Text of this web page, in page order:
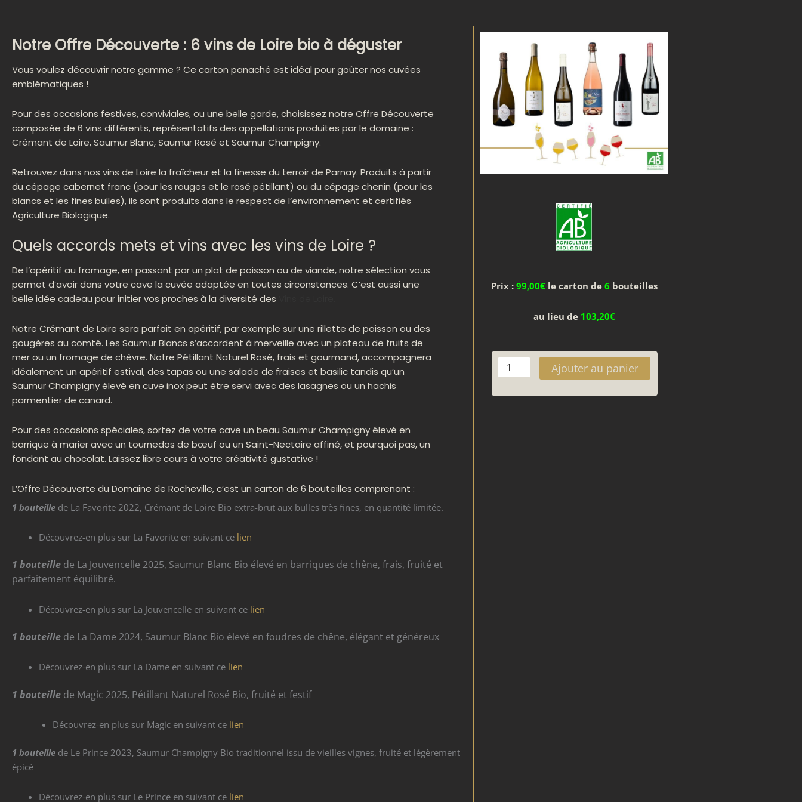
Notre Offre Découverte : 6 vins de Loire bio à déguster
Vous voulez découvrir notre gamme ? Ce carton panaché est idéal pour goûter nos cuvées
emblématiques !
Pour des occasions festives, conviviales, ou une belle garde, choisissez notre Offre Découverte
composée de 6 vins différents, représentatifs des appellations produites par le domaine :
Crémant de Loire, Saumur Blanc, Saumur Rosé et Saumur Champigny.
Retrouvez dans nos vins de Loire la fraîcheur et la finesse du terroir de Parnay. Produits à partir
du cépage cabernet franc (pour les rouges et le rosé pétillant) ou du cépage chenin (pour les
blancs et les fines bulles), ils sont produits dans le respect de l’environnement et certifiés
Agriculture Biologique.
Quels accords mets et vins avec les vins de Loire ?
De l’apéritif au fromage, en passant par un plat de poisson ou de viande, notre sélection vous
permet d’avoir dans votre cave la cuvée adaptée en toutes circonstances. C’est aussi une
belle idée cadeau pour initier vos proches à la diversité des
Notre Crémant de Loire sera parfait en apéritif, par exemple sur une rillette de poisson ou des
gougères au comté. Les Saumur Blancs s’accordent à merveille avec un plateau de fruits de
mer ou un fromage de chèvre. Notre Pétillant Naturel Rosé, frais et gourmand, accompagnera
idéalement un apéritif estival, des tapas ou une salade de fraises et basilic tandis qu’un
Saumur Champigny élevé en cuve inox peut être servi avec des lasagnes ou un hachis
parmentier de canard.
Pour des occasions spéciales, sortez de votre cave un beau Saumur Champigny élevé en
barrique à marier avec un tournedos de bœuf ou un Saint-Nectaire affiné, et pourquoi pas, un
fondant au chocolat. Laissez libre cours à votre créativité gustative !
L’Offre Découverte du Domaine de Rocheville, c’est un carton de 6 bouteilles comprenant :
1 bouteille de La Favorite 2022, Crémant de Loire Bio extra-brut aux bulles très fines, en quantité limitée.
Découvrez-en plus sur La Favorite en suivant ce lien
1 bouteille de La Jouvencelle 2025, Saumur Blanc Bio élevé en barriques de chêne, frais, fruité et
parfaitement équilibré.
Découvrez-en plus sur La Jouvencelle en suivant ce lien
1 bouteille de La Dame 2024, Saumur Blanc Bio élevé en foudres de chêne, élégant et généreux
Découvrez-en plus sur La Dame en suivant ce lien
1 bouteille de Magic 2025, Pétillant Naturel Rosé Bio, fruité et festif
Découvrez-en plus sur Magic en suivant ce lien
1 bouteille de Le Prince 2023, Saumur Champigny Bio traditionnel issu de vieilles vignes, fruité et légèrement
épicé
Découvrez-en plus sur Le Prince en suivant ce lien
Prix : 99,00€ le carton de 6 bouteilles
au lieu de103,20€
quantité
Découverte
Ajouter au panier